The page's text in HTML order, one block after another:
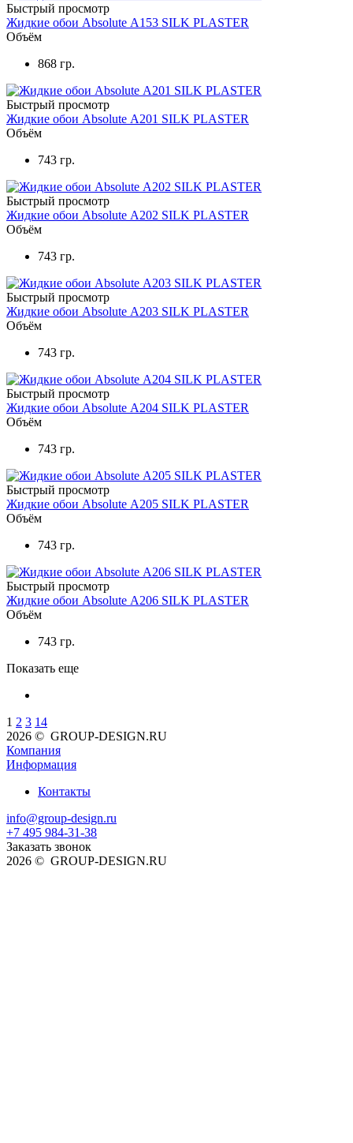
Быстрый просмотр
Жидкие обои Absolute А153 SILK PLASTER
Объём
868 гр.
Быстрый просмотр
Жидкие обои Absolute А201 SILK PLASTER
Объём
743 гр.
Быстрый просмотр
Жидкие обои Absolute А202 SILK PLASTER
Объём
743 гр.
Быстрый просмотр
Жидкие обои Absolute А203 SILK PLASTER
Объём
743 гр.
Быстрый просмотр
Жидкие обои Absolute А204 SILK PLASTER
Объём
743 гр.
Быстрый просмотр
Жидкие обои Absolute А205 SILK PLASTER
Объём
743 гр.
Быстрый просмотр
Жидкие обои Absolute А206 SILK PLASTER
Объём
743 гр.
Показать еще
1 2 3 14
2026 © GROUP-DESIGN.RU
Компания
Информация
Контакты
info@group-design.ru
+7 495 984-31-38
Заказать звонок
2026 © GROUP-DESIGN.RU